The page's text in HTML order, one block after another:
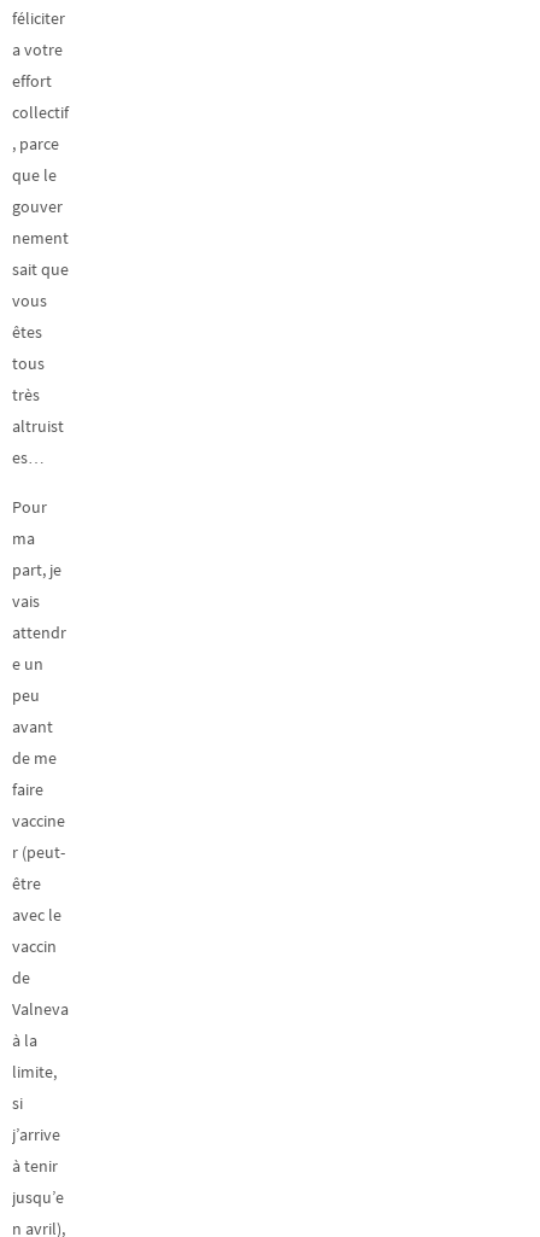
féliciter
a votre
effort
collectif
, parce
que le
gouver
nement
sait que
vous
êtes
tous
très
altruist
es…
Pour
ma
part, je
vais
attendr
e un
peu
avant
de me
faire
vaccine
r (peut-
être
avec le
vaccin
de
Valneva
à la
limite,
si
j’arrive
à tenir
jusqu’e
n avril),